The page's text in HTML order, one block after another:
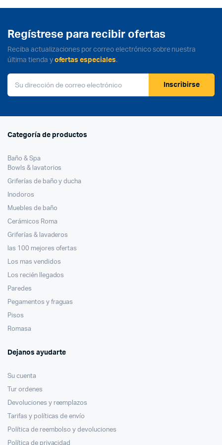
Regístrese para recibir ofertas
Reciba actualizaciones por correo electrónico sobre nuestra
última tienda y ofertas especiales.
Inscribirse
Categoría de productos
Baño & Spa
Bowls & lavatorios
Griferías de baño y ducha
Inodoros
Muebles de baño
Cerámicos Roma
Griferías & lavaderos
las 100 mejores ofertas
Los mas vendidos
Los recién llegados
Paredes
Pegamentos y fraguas
Pisos
Romasa
Dejanos ayudarte
Su cuenta
Tur ordenes
Devoluciones y reemplazos
Tarifas y políticas de envío
Política de reembolso y devoluciones
Política de privacidad